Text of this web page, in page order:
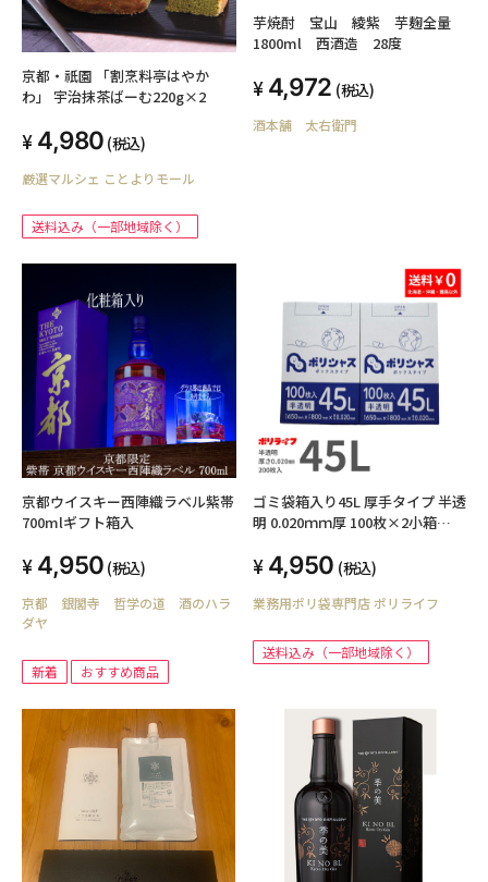
京都・祇園 「割烹料亭はやか
わ」 宇治抹茶ばーむ220g×2
4,980 (税込)
厳選マルシェ ことよりモール
送料込み（一部地域除く）
芋焼酎 宝山 綾紫 芋麹全量
1800ml 西酒造 28度
4,972 (税込)
酒本舗 太右衛門
京都ウイスキー西陣織ラベル紫帯
700mlギフト箱入
4,950 (税込)
京都 銀閣寺 哲学の道 酒のハラ
ダヤ
新着 おすすめ商品
ゴミ袋箱入り45L 厚手タイプ 半透
明 0.020ｍｍ厚 100枚×2小箱
4,950 (税込)
業務用ポリ袋専門店 ポリライフ
送料込み（一部地域除く）